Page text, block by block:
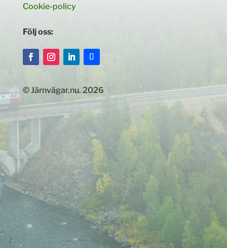
Cookie-policy
Följ oss:
© Järnvägar.nu. 2026